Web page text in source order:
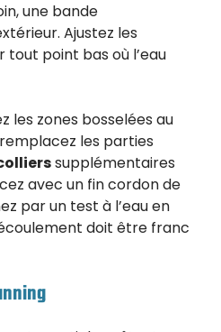
une bande
Ajustez les
tout point bas où l’eau
les zones bosselées au
les parties
supplémentaires
avec un fin cordon de
par un test à l’eau en
doit être franc